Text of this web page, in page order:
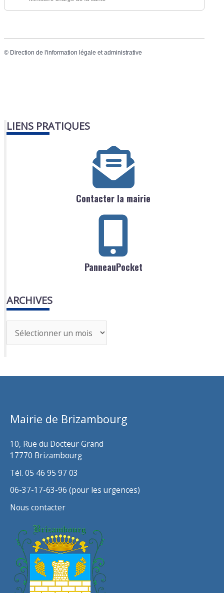
© Direction de l'information légale et administrative
LIENS PRATIQUES
Contacter la mairie
PanneauPocket
ARCHIVES
r
h
Mairie de Brizambourg
10, Rue du Docteur Grand
17770 Brizambourg
Tél. 05 46 95 97 03
06-37-17-63-96 (pour les urgences)
Nous contacter